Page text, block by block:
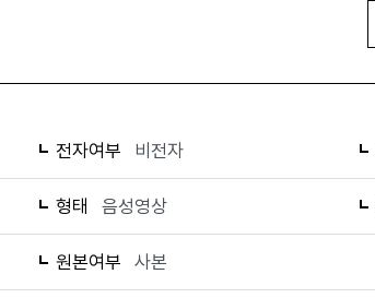
전자여부 비전자
형태 음성영상
원본여부 사본